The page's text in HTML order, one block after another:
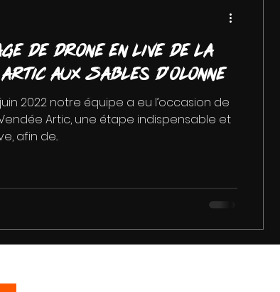
de drone en live de la
Artic aux Sables d’Olonne
juin 2022 notre équipe a eu l’occasion de
Artic, une étape indispensable et
afin de...